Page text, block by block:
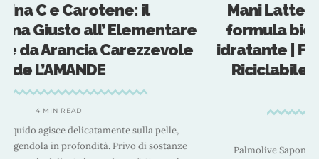
Mani Latte e Miele 300 ml x 12 | 96%
formula biodegradabile | Con latte
idratante | Formula delicata |Bottiglia
Riciclabile | Dermatologicamente
testato
1 MIN READ
Palmolive Sapone Liquido Mani Latte e Miele 300 ml x12.